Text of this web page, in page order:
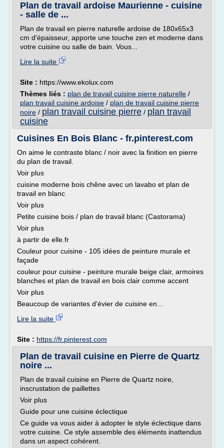
Plan de travail ardoise Maurienne - cuisine
- salle de ...
Plan de travail en pierre naturelle ardoise de 180x65x3
cm d'épaisseur, apporte une touche zen et moderne dans
votre cuisine ou salle de bain. Vous...
Lire la suite
Site : https://www.ekolux.com
Thèmes liés : plan de travail cuisine pierre naturelle /
plan travail cuisine ardoise / plan de travail cuisine pierre
noire / plan travail cuisine pierre / plan travail
cuisine
Cuisines En Bois Blanc - fr.pinterest.com
On aime le contraste blanc / noir avec la finition en pierre
du plan de travail.
Voir plus
cuisine moderne bois chêne avec un lavabo et plan de
travail en blanc
Voir plus
Petite cuisine bois / plan de travail blanc (Castorama)
Voir plus
à partir de elle.fr
Couleur pour cuisine - 105 idées de peinture murale et
façade
couleur pour cuisine - peinture murale beige clair, armoires
blanches et plan de travail en bois clair comme accent
Voir plus
Beaucoup de variantes d'évier de cuisine en...
Lire la suite
Site : https://fr.pinterest.com
Plan de travail cuisine en Pierre de Quartz
noire ...
Plan de travail cuisine en Pierre de Quartz noire,
inscrustation de paillettes
Voir plus
Guide pour une cuisine éclectique
Ce guide va vous aider à adopter le style éclectique dans
votre cuisine. Ce style assemble des éléments inattendus
dans un aspect cohérent.